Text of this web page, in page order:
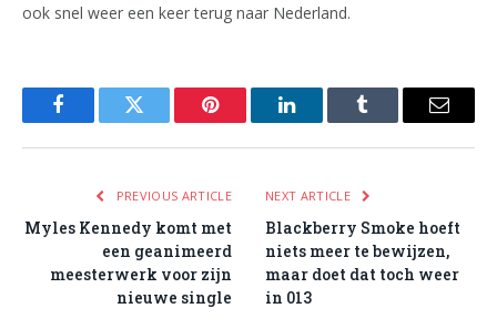
ook snel weer een keer terug naar Nederland.
FacebookTwitter Pinterest LinkedInTumblr Email
PREVIOUS ARTICLE
Myles Kennedy komt met
een geanimeerd
meesterwerk voor zijn
nieuwe single
NEXT ARTICLE
Blackberry Smoke hoeft
niets meer te bewijzen,
maar doet dat toch weer
in 013